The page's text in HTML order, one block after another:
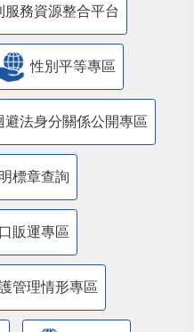
務資源整合平台
性別平等專區
法身分關係公開專區
標章查詢
販運專區
管理情形專區